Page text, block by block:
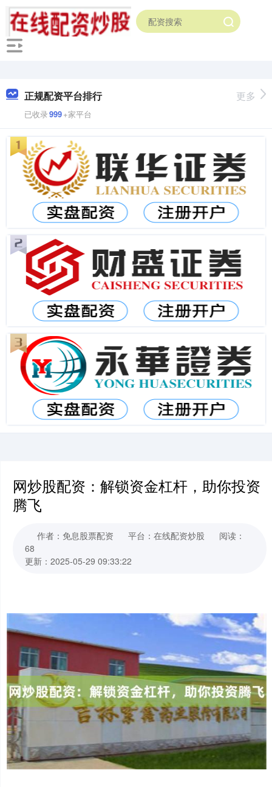
正规配资平台排行
已收录999+家平台
更多
网炒股配资：解锁资金杠杆，助你投资
腾飞
作者：免息股票配资 平台：在线配资炒股
阅读：
68
更新：2025-05-29 09:33:22